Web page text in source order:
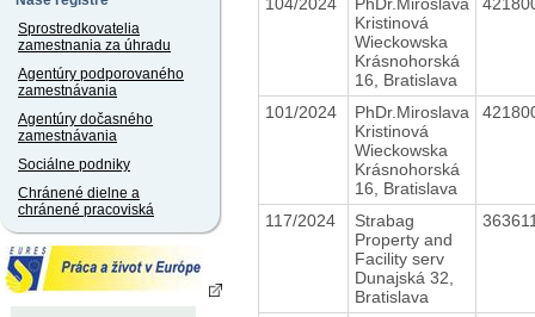
Sprostredkovatelia
zamestnania za úhradu
Agentúry podporovaného
zamestnávania
Agentúry dočasného
zamestnávania
Sociálne podniky
Chránené dielne a
chránené pracoviská
Kristinová
Wieckowska
Krásnohorská
16, Bratislava
101/2024
PhDr.Miroslava
Kristinová
Wieckowska
Krásnohorská
16, Bratislava
117/2024
Strabag
Property and
Facility serv
Dunajská 32,
Bratislava